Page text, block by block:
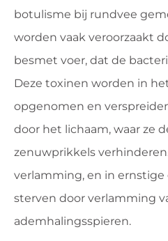
botulisme bij rundvee
worden vaak veroorzaakt
besmet voer, dat de
Deze toxinen worden in
opgenomen en
door het lichaam, waar ze
zenuwprikkels
verlamming, en in
sterven door verlamming
ademhalingsspieren.